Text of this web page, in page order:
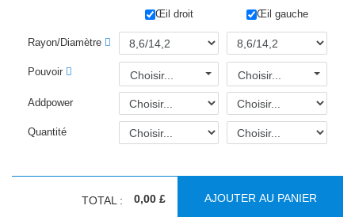
Œil droit Œil gauche
Rayon/Diamètre
Pouvoir Choisir... Choisir...
Addpower
Quantité
TOTAL : 0,00 £ AJOUTER AU PANIER